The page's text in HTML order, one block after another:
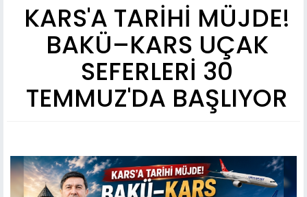
KARS'A TARİHİ MÜJDE!
BAKÜ–KARS UÇAK
SEFERLERİ 30
TEMMUZ'DA BAŞLIYOR